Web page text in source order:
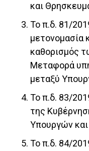
και
Το π.δ. 81/
μετονομασία
καθορισμός
Μεταφορά
μεταξύ
Το π.δ. 83/
της
Υπουργών
Το π.δ. 84/